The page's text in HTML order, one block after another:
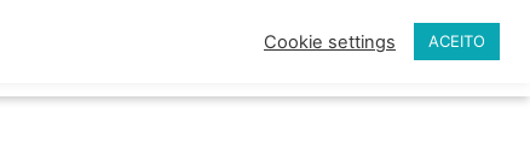
Cookie settings ACEITO